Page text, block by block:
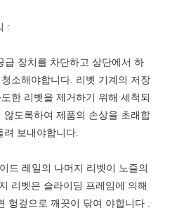
:
급 장치를 차단하고 상단에서 하
소해야합니다. 리벳 기계의 저장
한 리벳을 제거하기 위해 세척되
도록하여 제품의 손상을 초래합
려 보내야합니다.
드 레일의 나머지 리벳이 노즐의
리벳은 슬라이딩 프레임에 의해
헝겊으로 깨끗이 닦여 야합니다 .